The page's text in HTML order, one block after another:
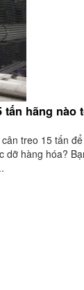
tấn hãng nào
treo 15 tấn
dỡ hàng hóa?